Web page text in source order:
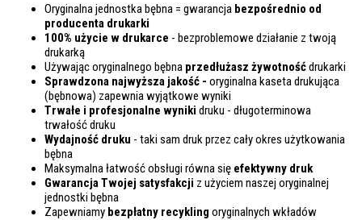
Oryginalna jednostka bębna = gwarancja bezpośrednio od
producenta drukarki
100% użycie w drukarce - bezproblemowe działanie z twoją
drukarką
Używając oryginalnego bębna przedłużasz żywotnośćdrukarki
Sprawdzona najwyższa jakość - oryginalna kaseta drukująca
(bębnowa) zapewnia wyjątkowe wyniki
Trwałe i profesjonalne wyniki druku - długoterminowa
trwałość druku
Wydajność druku - taki sam druk przez cały okres użytkowania
bębna
Maksymalna łatwość obsługi równa się efektywny druk
Gwarancja Twojej satysfakcji z użyciem naszej oryginalnej
jednostki bębna
Zapewniamy bezpłatny recykling oryginalnych wkładów